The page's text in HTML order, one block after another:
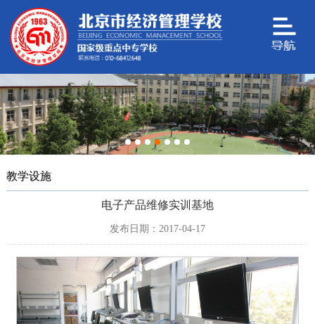
教学设施
电子产品维修实训基地
发布日期：2017-04-17